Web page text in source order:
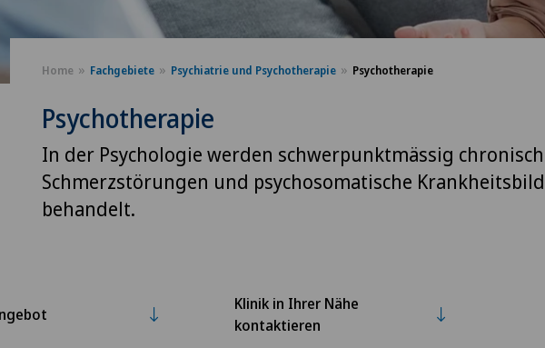
Home Fachgebiete Psychiatrie und Psychotherapie Psychotherapie
Psychotherapie
In der Psychologie werden schwerpunktmässig
Schmerzstörungen und psychosomatische
behandelt.
Klinik in Ihrer Nähe
kontaktieren